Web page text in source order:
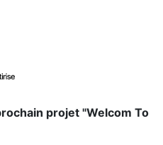
projet "Welcom To